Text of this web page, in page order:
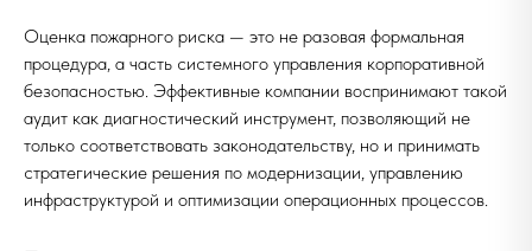
Оценка пожарного риска — это не разовая формальная
процедура, а часть системного управления корпоративной
безопасностью. Эффективные компании воспринимают такой
аудит как диагностический инструмент, позволяющий не
только соответствовать законодательству, но и принимать
стратегические решения по модернизации, управлению
инфраструктурой и оптимизации операционных процессов.